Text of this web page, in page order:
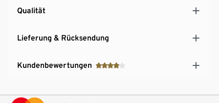
Qualität
Lieferung & Rücksendung
Kundenbewertungen